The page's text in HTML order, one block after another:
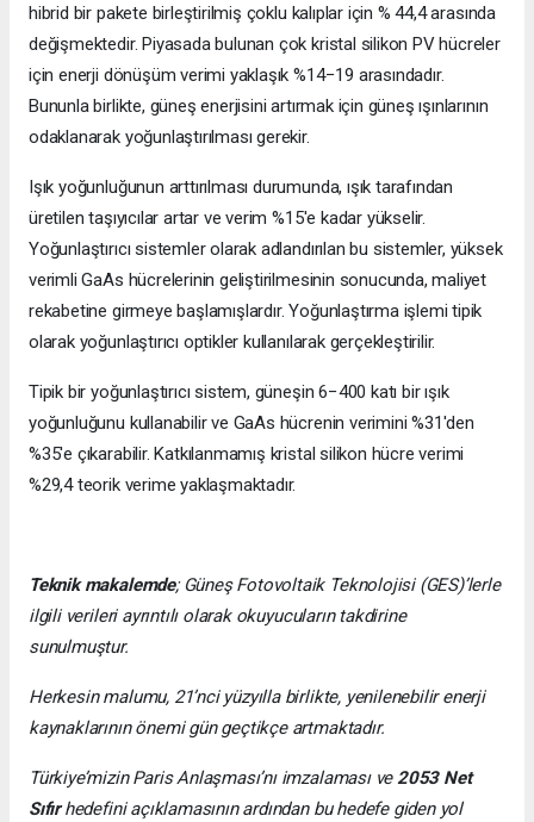
hibrid bir pakete birleştirilmiş çoklu kalıplar için % 44,4 arasında
değişmektedir. Piyasada bulunan çok kristal silikon PV hücreler
için enerji dönüşüm verimi yaklaşık %14−19 arasındadır.
Bununla birlikte, güneş enerjisini artırmak için güneş ışınlarının
odaklanarak yoğunlaştırılması gerekir.
Işık yoğunluğunun arttırılması durumunda, ışık tarafından
üretilen taşıyıcılar artar ve verim %15'e kadar yükselir.
Yoğunlaştırıcı sistemler olarak adlandırılan bu sistemler, yüksek
verimli GaAs hücrelerinin geliştirilmesinin sonucunda, maliyet
rekabetine girmeye başlamışlardır. Yoğunlaştırma işlemi tipik
olarak yoğunlaştırıcı optikler kullanılarak gerçekleştirilir.
Tipik bir yoğunlaştırıcı sistem, güneşin 6−400 katı bir ışık
yoğunluğunu kullanabilir ve GaAs hücrenin verimini %31'den
%35'e çıkarabilir. Katkılanmamış kristal silikon hücre verimi
%29,4 teorik verime yaklaşmaktadır.
Teknik makalemde; Güneş Fotovoltaik Teknolojisi (GES)’lerle
ilgili verileri ayrıntılı olarak okuyucuların takdirine
sunulmuştur.
Herkesin malumu, 21’nci yüzyılla birlikte, yenilenebilir enerji
kaynaklarının önemi gün geçtikçe artmaktadır.
Türkiye’mizin Paris Anlaşması’nı imzalaması ve2053 Net
Sıfırhedefini açıklamasının ardından bu hedefe giden yol